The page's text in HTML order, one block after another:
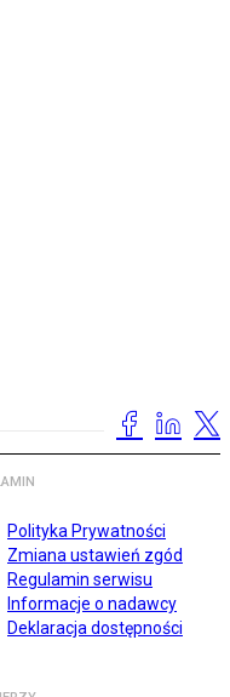
Polityka Prywatności
Zmiana ustawień zgód
Regulamin serwisu
Informacje o nadawcy
Deklaracja dostępności